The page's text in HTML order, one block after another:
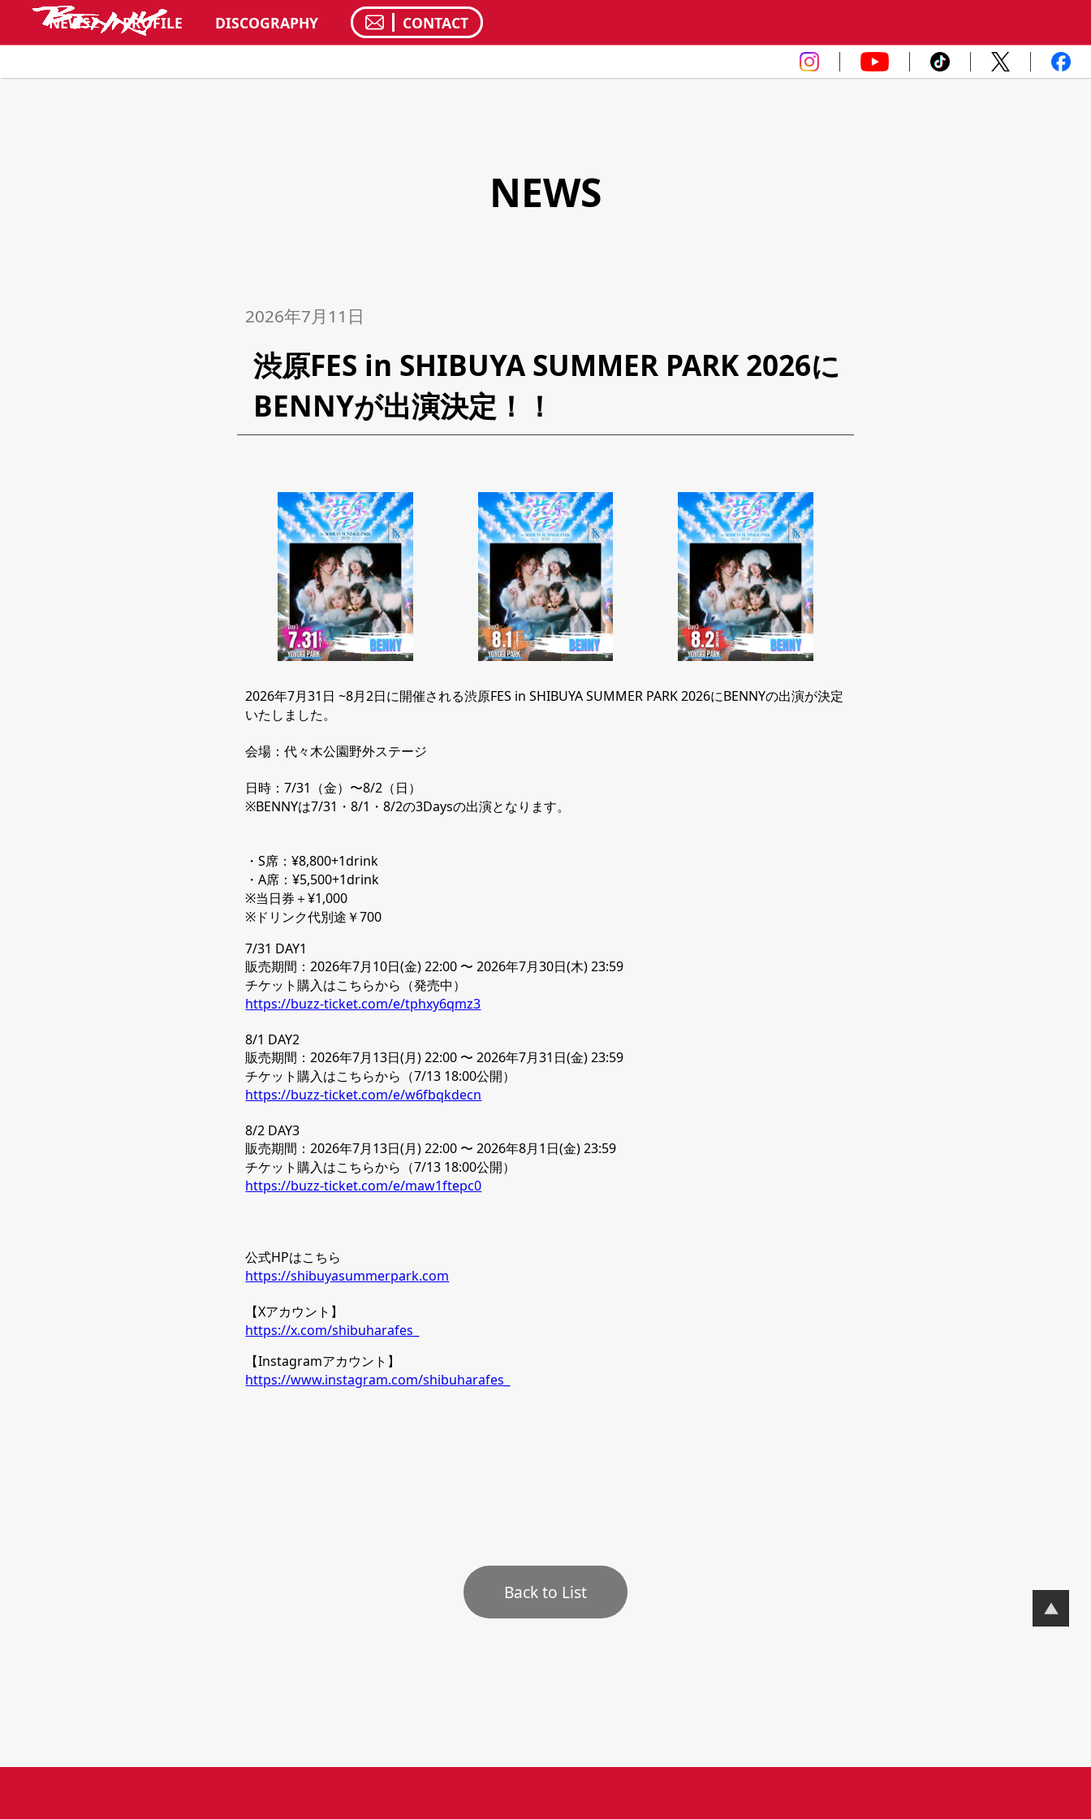
NEWS PROFILE DISCOGRAPHY CONTACT
NEWS
2026年7月11日
渋原FES in SHIBUYA SUMMER PARK 2026に
BENNYが出演決定！！
2026年7月31日 ~8月2日に開催される渋原FES in SHIBUYA SUMMER PARK 2026にBENNYの出演が決定
いたしました。
会場：代々木公園野外ステージ
日時：7/31（金）〜8/2（日）
※BENNYは7/31・8/1・8/2の3Daysの出演となります。
・S席：¥8,800+1drink
・A席：¥5,500+1drink
※当日券＋¥1,000
※ドリンク代別途￥700
7/31 DAY1
販売期間：2026年7月10日(金) 22:00 〜 2026年7月30日(木) 23:59
チケット購入はこちらから（発売中）
https://buzz-ticket.com/e/tphxy6qmz3
8/1 DAY2
販売期間：2026年7月13日(月) 22:00 〜 2026年7月31日(金) 23:59
チケット購入はこちらから（7/13 18:00公開）
https://buzz-ticket.com/e/w6fbqkdecn
8/2 DAY3
販売期間：2026年7月13日(月) 22:00 〜 2026年8月1日(金) 23:59
チケット購入はこちらから（7/13 18:00公開）
https://buzz-ticket.com/e/maw1ftepc0
公式HPはこちら
https://shibuyasummerpark.com
【Xアカウント】
https://x.com/shibuharafes_
【Instagramアカウント】
https://www.instagram.com/shibuharafes_
Back to List